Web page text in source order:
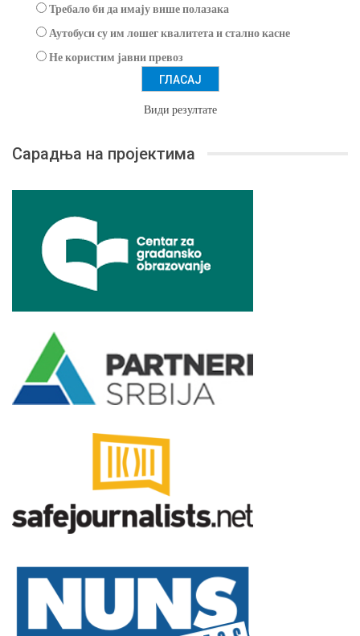
Требало би да имају више полазака
Аутобуси су им лошег квалитета и стално касне
Не користим јавни превоз
Види резултате
Сарадња на пројектима